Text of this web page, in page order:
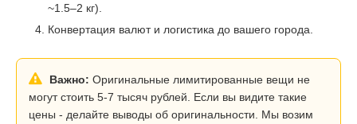
~1.5–2 кг).
Конвертация валют и логистика до вашего города.
Важно: Оригинальные лимитированные вещи не
могут стоить 5-7 тысяч рублей. Если вы видите такие
цены - делайте выводы об оригинальности. Мы возим